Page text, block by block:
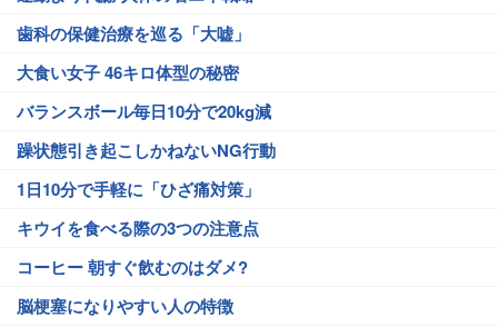
歯科の保健治療を巡る「大嘘」
大食い女子 46キロ体型の秘密
バランスボール毎日10分で20kg減
躁状態引き起こしかねないNG行動
1日10分で手軽に「ひざ痛対策」
キウイを食べる際の3つの注意点
コーヒー 朝すぐ飲むのはダメ?
脳梗塞になりやすい人の特徴